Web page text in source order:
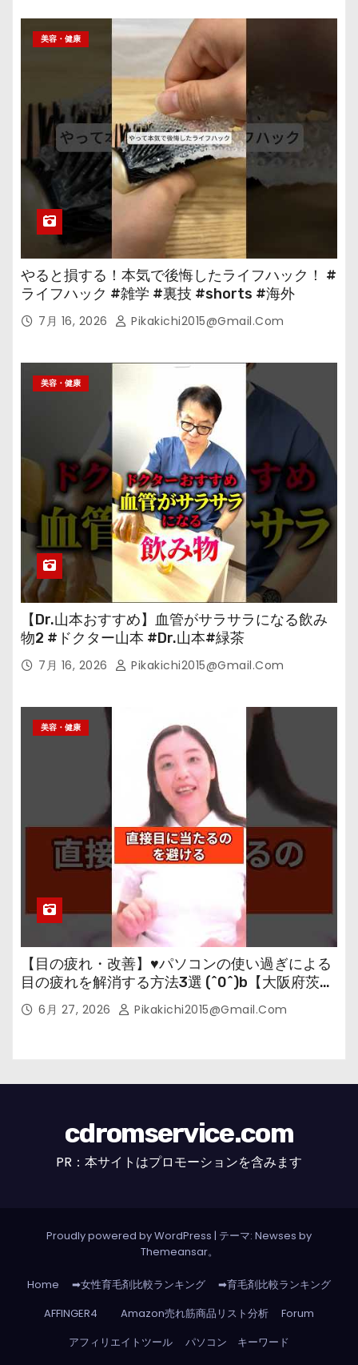
美容・健康
やると損する！本気で後悔したライフハック！ #
ライフハック #雑学 #裏技 #shorts #海外
7月 16, 2026 Pikakichi2015@gmail.com
美容・健康
【Dr.山本おすすめ】血管がサラサラになる飲み
物2 #ドクター山本 #Dr.山本#緑茶
7月 16, 2026 Pikakichi2015@gmail.com
美容・健康
【目の疲れ・改善】♥パソコンの使い過ぎによる
目の疲れを解消する方法3選 (^0^)b【大阪府茨木
市の女性・美容鍼灸・整体師が教えます。】
6月 27, 2026 Pikakichi2015@gmail.com
cdromservice.com
PR：本サイトはプロモーションを含みます
Proudly powered by WordPress | テーマ: Newses by
Themeansar。
Home ➡女性育毛剤比較ランキング
➡育毛剤比較ランキング
AFFINGER4
Amazon売れ筋商品リスト分析
Forum
アフィリエイトツール
パソコン キーワード